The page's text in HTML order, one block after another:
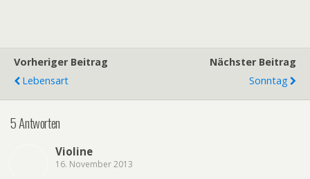
Vorheriger Beitrag
Lebensart
Nächster Beitrag
Sonntag
5 Antworten
Violine
16. November 2013